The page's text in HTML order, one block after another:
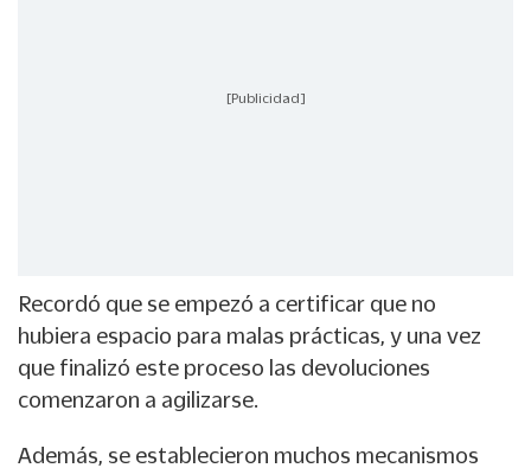
[Publicidad]
Recordó que se empezó a certificar que no
hubiera espacio para malas prácticas, y una vez
que finalizó este proceso las devoluciones
comenzaron a agilizarse.
Además, se establecieron muchos mecanismos